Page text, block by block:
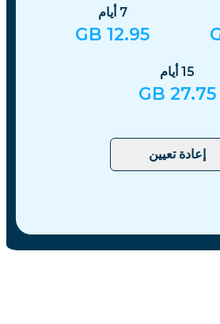
7 أيام
12.95
15 أيام
27.75
إعادة تعيين